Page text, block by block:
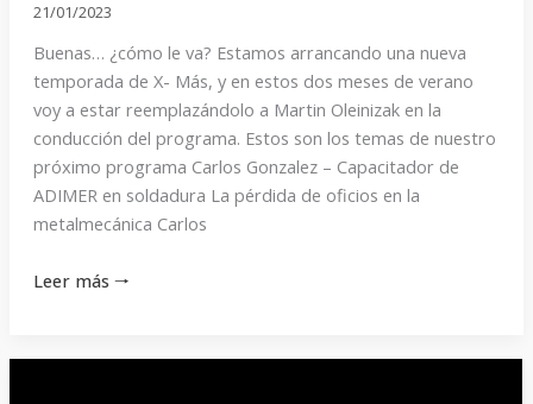
21/01/2023
Buenas… ¿cómo le va? Estamos arrancando una nueva
temporada de X- Más, y en estos dos meses de verano
voy a estar reemplazándolo a Martin Oleinizak en la
conducción del programa. Estos son los temas de nuestro
próximo programa Carlos Gonzalez – Capacitador de
ADIMER en soldadura La pérdida de oficios en la
metalmecánica Carlos
Leer más 🠒